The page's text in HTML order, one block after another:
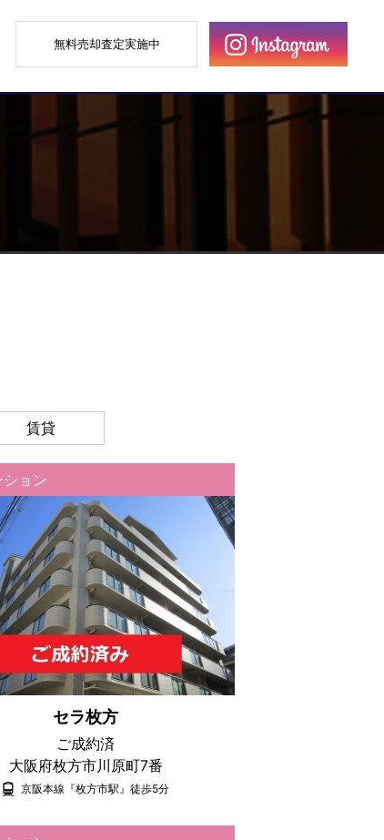
無料売却査定実施中
賃貸
ョン
セラ枚方
ご成約済
大阪府枚方市川原町7番
京阪本線『枚方市駅』徒歩5分